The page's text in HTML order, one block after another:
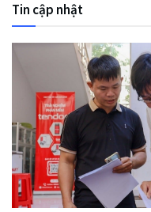
Tin cập nhật